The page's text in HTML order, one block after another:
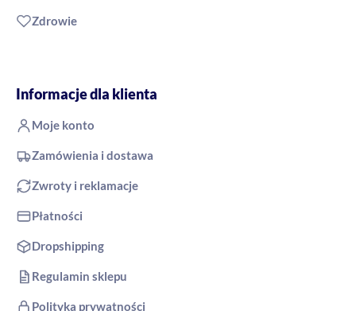
Zdrowie
Informacje dla klienta
Moje konto
Zamówienia i dostawa
Zwroty i reklamacje
Płatności
Dropshipping
Regulamin sklepu
Polityka prywatności